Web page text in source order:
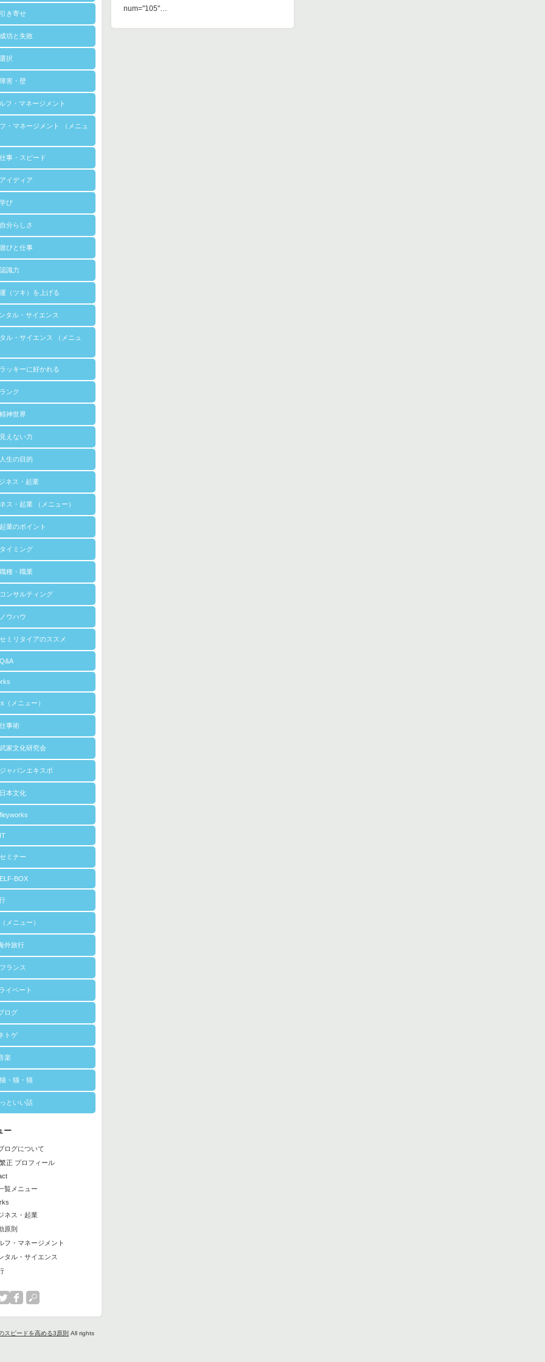
き寄せ
功と失敗
択
害・壁
フ・マネージメント
・マネージメント （メニュ
事・スピード
イディア
び
分らしさ
びと仕事
識力
（ツキ）を上げる
タル・サイエンス
ル・サイエンス （メニュ
ッキーに好かれる
ンク
神世界
えない力
生の目的
ネス・起業
ス・起業 （メニュー）
業のポイント
イミング
種・職業
ンサルティング
ウハウ
ミリタイアのススメ
（メニュー）
事術
家文化研究会
ャパンエキスポ
本文化
ミナー
BOX
メニュー）
外旅行
ランス
イベート
ログ
トゲ
楽
・猫・猫
といい話
ー
ログについて
正 プロフィール
覧メニュー
ネス・起業
原則
フ・マネージメント
タル・サイエンス
スピードを高める3原則 All rights
num="105"…